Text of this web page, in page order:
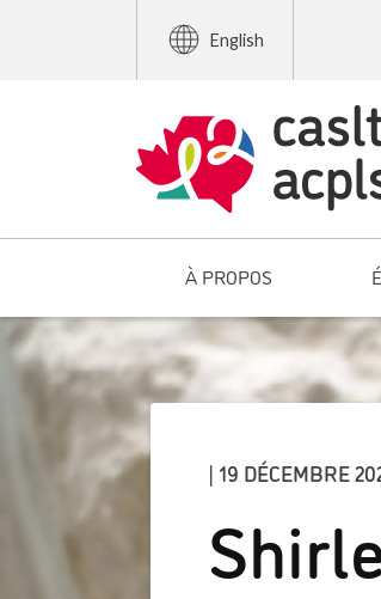
English
À PROPOS
| 19 DÉCEMBRE